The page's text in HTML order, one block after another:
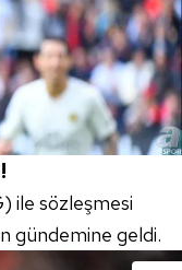
ile sözleşmesi
gündemine geldi.